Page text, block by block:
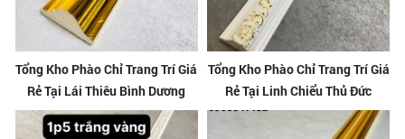
Tổng Kho Phào Chỉ Trang Trí Giá
Rẻ Tại Lái Thiêu Bình Dương
Tổng Kho Phào Chỉ Trang Trí Giá
Rẻ Tại Linh Chiểu Thủ Đức